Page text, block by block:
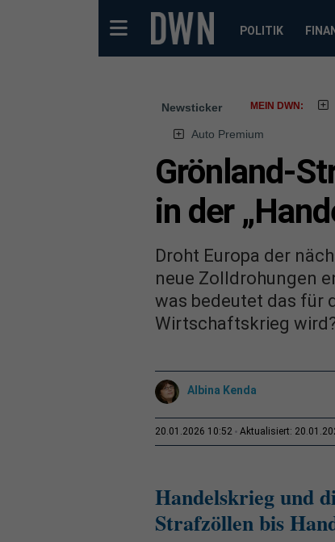
POLITIK
Newsticker MEIN DWN:
Auto Premium
Grönland-
in der
Droht Europa der
neue Zolldrohungen
was bedeutet das für
Wirtschaftskrieg
Albina Kenda
20.01.2026 10:52 Aktualisiert:
Handelskrieg und d
Strafzöllen bis